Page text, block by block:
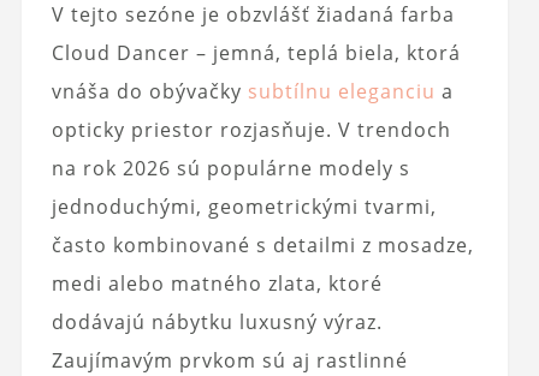
V tejto sezóne je obzvlášť žiadaná farba
Cloud Dancer – jemná, teplá biela, ktorá
vnáša do obývačky subtílnu eleganciu a
opticky priestor rozjasňuje. V trendoch
na rok 2026 sú populárne modely s
jednoduchými, geometrickými tvarmi,
často kombinované s detailmi z mosadze,
medi alebo matného zlata, ktoré
dodávajú nábytku luxusný výraz.
Zaujímavým prvkom sú aj rastlinné